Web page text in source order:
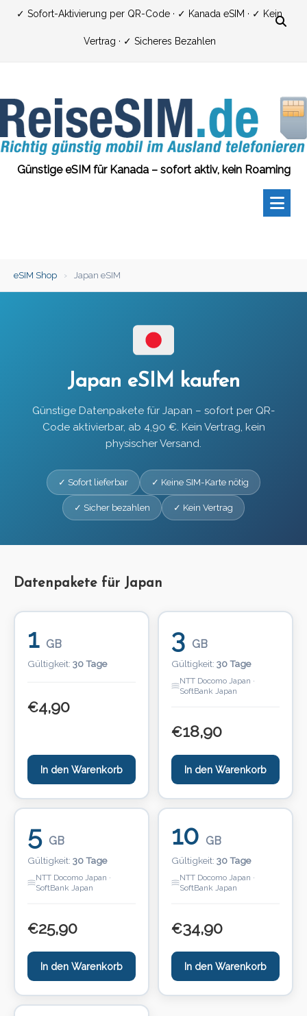
Zum✓ Sofort-Aktivierung per QR-Code · ✓ Kanada eSIM · ✓ Kein
Vertrag · ✓ Sicheres Bezahlen
Günstige eSIM für Kanada – sofort aktiv, kein Roaming
eSIM Shop › Japan eSIM
Japan eSIM kaufen
Günstige Datenpakete für Japan – sofort per QR-
Code aktivierbar, ab 4,90 €. Kein Vertrag, kein
physischer Versand.
✓ Sofort lieferbar ✓ Keine SIM-Karte nötig
✓ Sicher bezahlen ✓ Kein Vertrag
Datenpakete für Japan
1 GB
Gültigkeit: 30 Tage
€4,90
In den Warenkorb
3 GB
Gültigkeit: 30 Tage
NTT Docomo Japan ·
SoftBank Japan
€18,90
In den Warenkorb
5 GB
Gültigkeit: 30 Tage
NTT Docomo Japan ·
SoftBank Japan
€25,90
In den Warenkorb
10 GB
Gültigkeit: 30 Tage
NTT Docomo Japan ·
SoftBank Japan
€34,90
In den Warenkorb